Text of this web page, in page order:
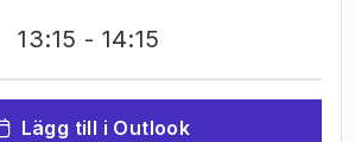
13:15 - 14:15
Lägg till i Outlook